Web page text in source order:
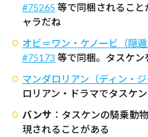
#75265 等で同梱されること
ャラだね
オビ＝ワン・ケノービ（隠
#75173 等で同梱。タスケ
マンダロリアン（ディン・ジ
ロリアン・ドラマでタスケ
バンサ ：タスケンの騎乗動
現されることがある